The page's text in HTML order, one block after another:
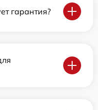
гарантия?